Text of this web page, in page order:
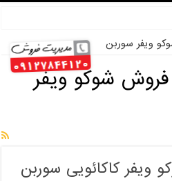
ویفر سوربن
فروش شوکو ویفر
کاکائویی سوربن